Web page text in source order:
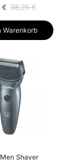
€ 38,25 €
Warenkorb
Shaver